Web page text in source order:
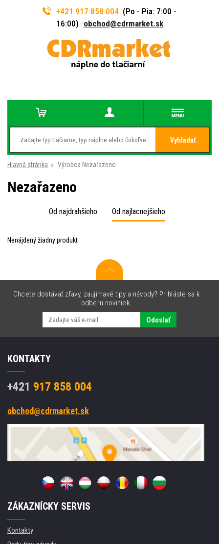
+421 917 858 004 (Po - Pia: 7:00 -
16:00) obchod@cdrmarket.sk
Vyhladať
Hlavná stránka » Výrobca Nezařazeno
Nezařazeno
Od najdrahšieho Od najlacnejšieho
Nenájdený žiadny produkt
Chcete dostávať zľavy, zaujímavé tipy a návody? Prihláste sa k
odberu noviniek.
Odoslať
KONTAKTY
+421 917 858 004
obchod@cdrmarket.sk
ZÁKAZNÍCKY SERVIS
Kontakty